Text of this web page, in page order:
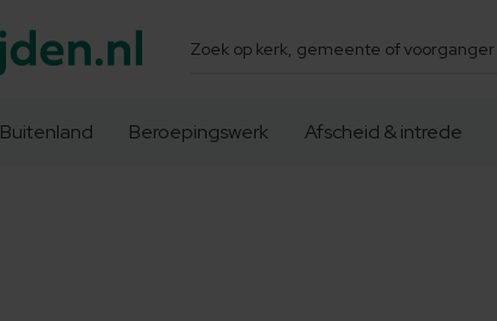
Zoeken
Buitenland Beroepingswerk Afscheid & intrede